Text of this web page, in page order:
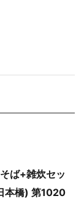
ば+雑炊セッ
本橋) 第1020